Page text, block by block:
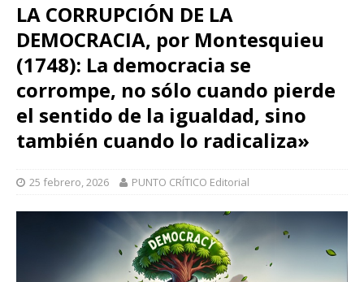
LA CORRUPCIÓN DE LA
DEMOCRACIA, por Montesquieu
(1748): La democracia se
corrompe, no sólo cuando pierde
el sentido de la igualdad, sino
también cuando lo radicaliza»
25 febrero, 2026 PUNTO CRÍTICO Editorial